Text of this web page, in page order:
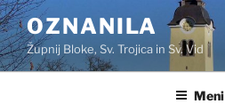
Skoči
na
vsebino
OZNANILA
Župnij Bloke, Sv. Trojica in Sv. Vid
Meni